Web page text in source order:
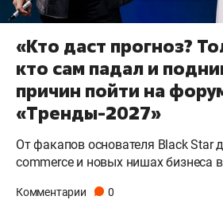
«Кто даст прогноз?
кто сам падал и
причин пойти на
«Тренды-2027»
От факапов основателя Black Star
commerce и новых нишах бизнеса
Комментарии 0